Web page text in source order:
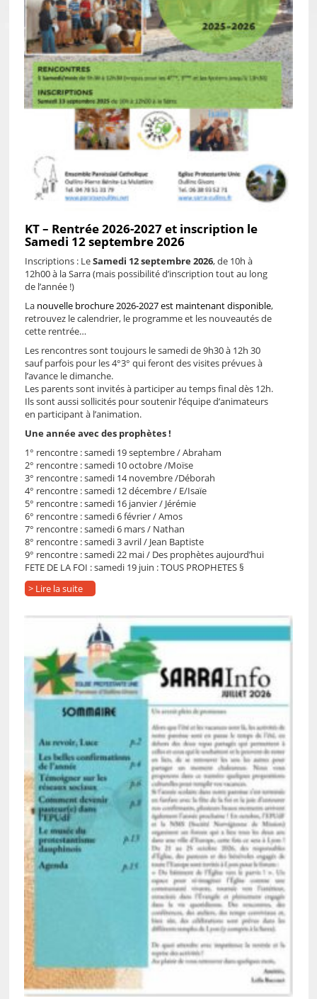
KT – Rentrée 2026-2027 et inscription le
Samedi 12 septembre 2026
Inscriptions : LeSamedi 12 septembre 2026, de 10h à
12h00 à la Sarra (mais possibilité d’inscription tout au long
de l’année !)
La nouvelle brochure 2026-2027 est maintenant disponible,
retrouvez le calendrier, le programme et les nouveautés de
cette rentrée…
Les rencontres sont toujours le samedi de 9h30 à 12h 30
sauf parfois pour les 4°3° qui feront des visites prévues à
l’avance le dimanche.
Les parents sont invités à participer au temps final dès 12h.
Ils sont aussi sollicités pour soutenir l’équipe d’animateurs
en participant à l’animation.
Une année avec des prophètes !
1° rencontre : samedi 19 septembre / Abraham
2° rencontre : samedi 10 octobre /Moïse
3° rencontre : samedi 14 novembre /Déborah
4° rencontre : samedi 12 décembre / E/Isaïe
5° rencontre : samedi 16 janvier / Jérémie
6° rencontre : samedi 6 février / Amos
7° rencontre : samedi 6 mars / Nathan
8° rencontre : samedi 3 avril / Jean Baptiste
9° rencontre : samedi 22 mai / Des prophètes aujourd’hui
FETE DE LA FOI : samedi 19 juin : TOUS PROPHETES §
> Lire la suite